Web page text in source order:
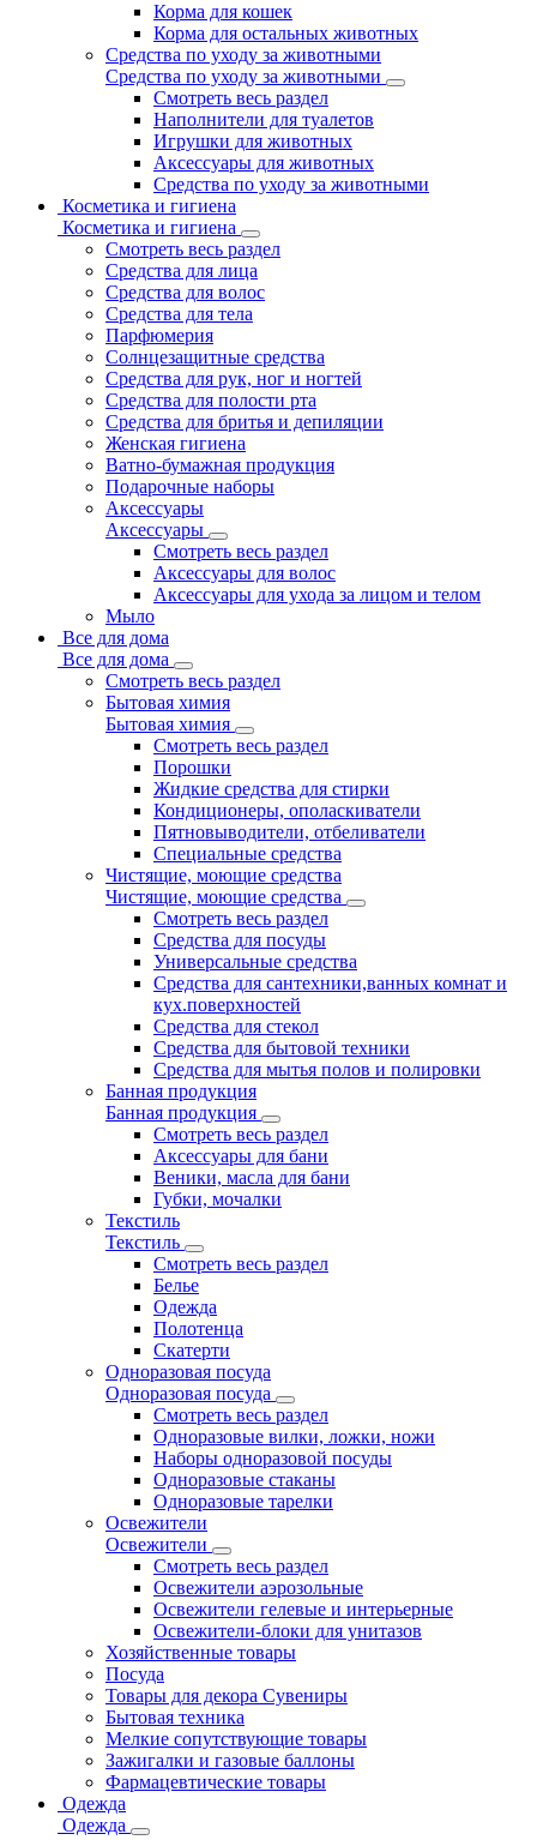
Корма для кошек
Корма для остальных животных
Средства по уходу за животными
Средства по уходу за животными
Смотреть весь раздел
Наполнители для туалетов
Игрушки для животных
Аксессуары для животных
Средства по уходу за животными
Косметика и гигиена
Косметика и гигиена
Смотреть весь раздел
Средства для лица
Средства для волос
Средства для тела
Парфюмерия
Солнцезащитные средства
Средства для рук, ног и ногтей
Средства для полости рта
Средства для бритья и депиляции
Женская гигиена
Ватно-бумажная продукция
Подарочные наборы
Аксессуары
Аксессуары
Смотреть весь раздел
Аксессуары для волос
Аксессуары для ухода за лицом и телом
Мыло
Все для дома
Все для дома
Смотреть весь раздел
Бытовая химия
Бытовая химия
Смотреть весь раздел
Порошки
Жидкие средства для стирки
Кондиционеры, ополаскиватели
Пятновыводители, отбеливатели
Специальные средства
Чистящие, моющие средства
Чистящие, моющие средства
Смотреть весь раздел
Средства для посуды
Универсальные средства
Средства для сантехники,ванных комнат и
кух.поверхностей
Средства для стекол
Средства для бытовой техники
Средства для мытья полов и полировки
Банная продукция
Банная продукция
Смотреть весь раздел
Аксессуары для бани
Веники, масла для бани
Губки, мочалки
Текстиль
Текстиль
Смотреть весь раздел
Белье
Одежда
Полотенца
Скатерти
Одноразовая посуда
Одноразовая посуда
Смотреть весь раздел
Одноразовые вилки, ложки, ножи
Наборы одноразовой посуды
Одноразовые стаканы
Одноразовые тарелки
Освежители
Освежители
Смотреть весь раздел
Освежители аэрозольные
Освежители гелевые и интерьерные
Освежители-блоки для унитазов
Хозяйственные товары
Посуда
Товары для декора Сувениры
Бытовая техника
Мелкие сопутствующие товары
Зажигалки и газовые баллоны
Фармацевтические товары
Одежда
Одежда